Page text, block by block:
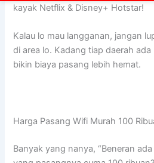
kayak Netflix & Disney+ Hotstar!
Kalau lo mau langganan, jangan
di area lo. Kadang tiap daerah
bikin biaya pasang lebih hemat.
Harga Pasang Wifi Murah 100
Banyak yang nanya, “Beneran ada